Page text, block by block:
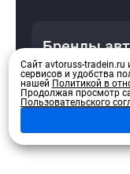
Бренды
Политика
Сайт avtoruss-tradein.ru
сервисов и удобства
нашей Политикой в
Продолжая просмотр
Пользовательского